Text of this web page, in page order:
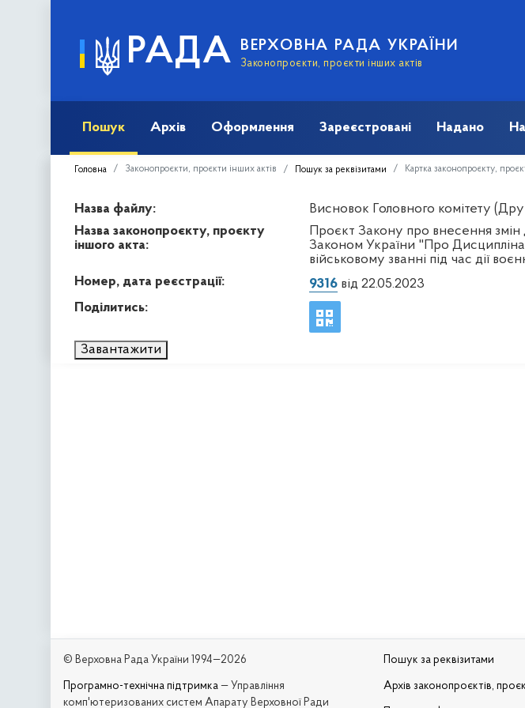
РАДА ВЕРХОВНА РАДА УКРАЇНИ
Законопроєкти, проєкти інших актів
Пошук Архів Оформлення Зареєстровані Надано
Головна Законопроєкти, проєкти інших актів Пошук за реквізитами Картка законопроєкту,
Назва файлу:
Висновок Головного комітету
Назва законопроєкту, проєкту
іншого акта:
Проєкт Закону про внесення
Законом України "Про
військовому званні під час дії
Номер, дата реєстрації:
9316від 22.05.2023
Поділитись:
Завантажити
© Верховна Рада України 1994—2026
Програмно-технічна підтримка — Управління
комп'ютеризованих систем Апарату Верховної Ради
Пошук за реквізитами
Архів законопроєктів,